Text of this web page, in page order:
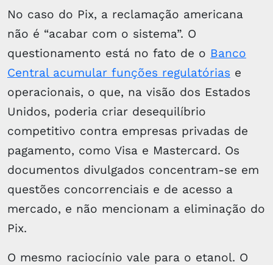
No caso do Pix, a reclamação americana
não é “acabar com o sistema”. O
questionamento está no fato de o Banco
Central acumular funções regulatórias e
operacionais, o que, na visão dos Estados
Unidos, poderia criar desequilíbrio
competitivo contra empresas privadas de
pagamento, como Visa e Mastercard. Os
documentos divulgados concentram-se em
questões concorrenciais e de acesso a
mercado, e não mencionam a eliminação do
Pix.
O mesmo raciocínio vale para o etanol. O